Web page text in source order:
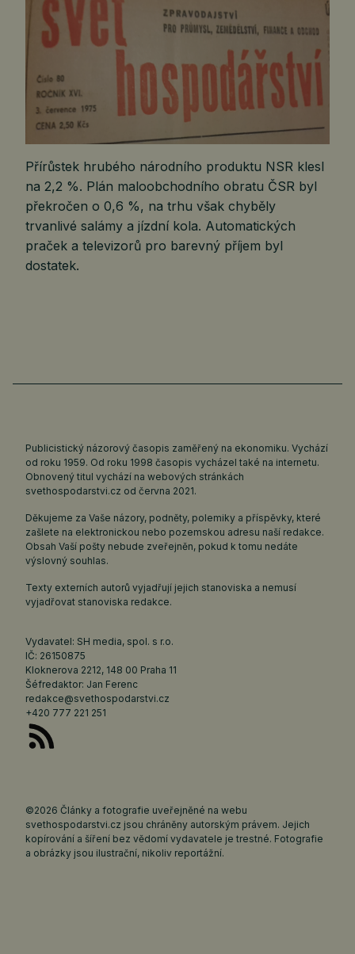
Přírůstek hrubého národního produktu NSR klesl
na 2,2 %. Plán maloobchodního obratu ČSR byl
překročen o 0,6 %, na trhu však chyběly
trvanlivé salámy a jízdní kola. Automatických
praček a televizorů pro barevný příjem byl
dostatek.
Publicistický názorový časopis zaměřený na ekonomiku. Vychází
od roku 1959. Od roku 1998 časopis vycházel také na internetu.
Obnovený titul vychází na webových stránkách
svethospodarstvi.cz od června 2021.
Děkujeme za Vaše názory, podněty, polemiky a příspěvky, které
zašlete na elektronickou nebo pozemskou adresu naší redakce.
Obsah Vaší pošty nebude zveřejněn, pokud k tomu nedáte
výslovný souhlas.
Texty externích autorů vyjadřují jejich stanoviska a nemusí
vyjadřovat stanoviska redakce.
Vydavatel: SH media, spol. s r.o.
IČ: 26150875
Kloknerova 2212, 148 00 Praha 11
Šéfredaktor: Jan Ferenc
redakce@svethospodarstvi.cz
+420 777 221 251
©2026 Články a fotografie uveřejněné na webu
svethospodarstvi.cz jsou chráněny autorským právem. Jejich
kopírování a šíření bez vědomí vydavatele je trestné. Fotografie
a obrázky jsou ilustrační, nikoliv reportážní.